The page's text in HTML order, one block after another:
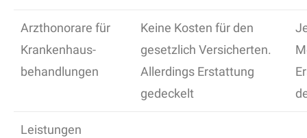
Arzthonorare für
Krankenhaus-
behandlungen
Keine Kosten für den
gesetzlich Versicherten.
Allerdings Erstattung
gedeckelt
Leistungen